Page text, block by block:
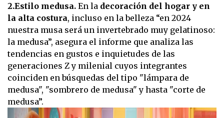
2.Estilo medusa. En la decoración del hogar y en
la alta costura, incluso en la belleza “en 2024
nuestra musa será un invertebrado muy gelatinoso:
la medusa”, asegura el informe que analiza las
tendencias en gustos e inquietudes de las
generaciones Z y milenial cuyos integrantes
coinciden en búsquedas del tipo "lámpara de
medusa", "sombrero de medusa" y hasta "corte de
medusa”.